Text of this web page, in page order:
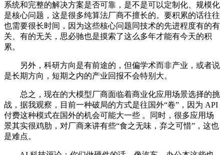
系统和完整的解决方案是否可靠，是不是可以定制化、规模化
是核心问题，这是很多纯算法厂商不擅长的。要积累的话往往
也需要很长时间，因为这些核心问题同技术的先进程度有的有
关、有的无关，思必驰也是摸索了这么多年才能有今天的积
累。
另外，科研方向是有前途的，但偏学术而非产业，或者说
是长期方向，短期之内的产业回报不会特别大。
总之，现在的大模型厂商面临着商业化应用场景选择的挑
战，据我观察，目前一种破局的方式是往国外“卷”，因为 API
付费这种模式在国外的机会可能大一些 。同时，很多应用场
景其实很鸡肋，对厂商来讲有些“食之无味，弃之可惜”，这也
是难点。